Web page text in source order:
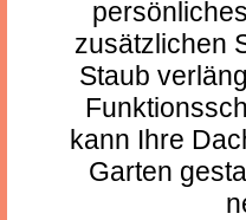
zusätzlichen
Staub
kann Ihre
Garten